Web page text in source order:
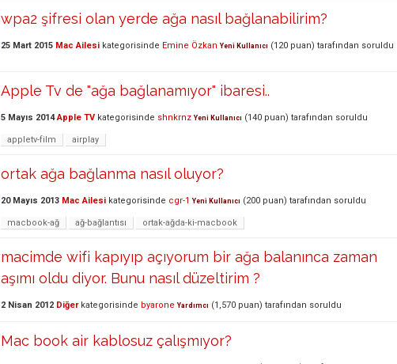
wpa2 şifresi olan yerde ağa nasıl bağlanabilirim?
25 Mart 2015 Mac Ailesi kategorisinde Emine Özkan Yeni Kullanıcı (120 puan) tarafından soruldu
Apple Tv de "ağa bağlanamıyor" ibaresi..
5 Mayıs 2014 Apple TV kategorisinde shnkrnz Yeni Kullanıcı (140 puan) tarafından soruldu
appletv-film airplay
ortak ağa bağlanma nasıl oluyor?
20 Mayıs 2013 Mac Ailesi kategorisinde cgr-1 Yeni Kullanıcı (200 puan) tarafından soruldu
macbook-ağ ağ-bağlantısı ortak-ağda-ki-macbook
macimde wifi kapıyıp açıyorum bir ağa balanınca zaman
aşımı oldu diyor. Bunu nasıl düzeltirim ?
2 Nisan 2012 Diğerkategorisinde byarone Yardımcı (1,570 puan) tarafından soruldu
Mac book air kablosuz çalışmıyor?